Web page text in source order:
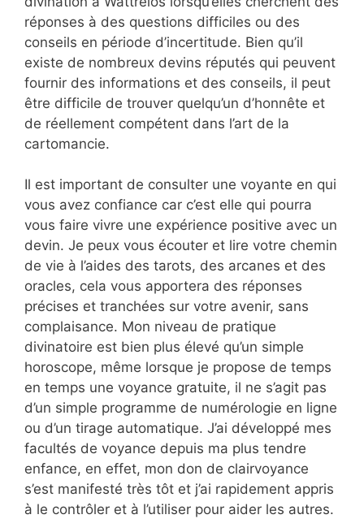
réponses à des questions difficiles ou des
conseils en période d’incertitude. Bien qu’il
existe de nombreux devins réputés qui peuvent
fournir des informations et des conseils, il peut
être difficile de trouver quelqu’un d’honnête et
de réellement compétent dans l’art de la
cartomancie.
Il est important de consulter une voyante en qui
vous avez confiance car c’est elle qui pourra
vous faire vivre une expérience positive avec un
devin. Je peux vous écouter et lire votre chemin
de vie à l’aides des tarots, des arcanes et des
oracles, cela vous apportera des réponses
précises et tranchées sur votre avenir, sans
complaisance. Mon niveau de pratique
divinatoire est bien plus élevé qu’un simple
horoscope, même lorsque je propose de temps
en temps une voyance gratuite, il ne s’agit pas
d’un simple programme de numérologie en ligne
ou d’un tirage automatique. J’ai développé mes
facultés de voyance depuis ma plus tendre
enfance, en effet, mon don de clairvoyance
s’est manifesté très tôt et j’ai rapidement appris
à le contrôler et à l’utiliser pour aider les autres.